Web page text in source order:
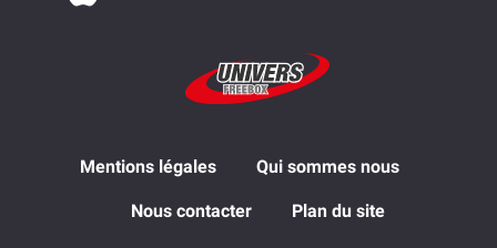
Mentions légales Qui sommes nous
Nous contacter Plan du site